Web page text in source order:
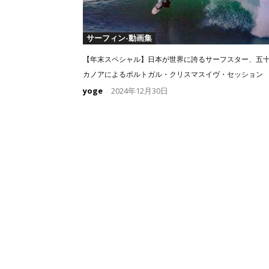
サーフィン-動画集
【年末スペシャル】日本が世界に誇るサーフスター、五
カノアによるポルトガル・クリスマスイヴ・セッション
yoge - 2024年12月30日